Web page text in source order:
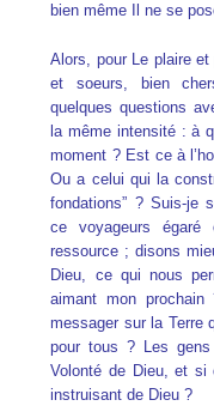
bien même Il ne se
Alors, pour Le plaire
et soeurs, bien
quelques questions
la même intensité : à
moment ? Est ce à
Ou a celui qui la
fondations” ? Suis-je
ce voyageurs
ressource ; disons
Dieu, ce qui nous
aimant mon
messager sur la Terre
pour tous ? Les
Volonté de Dieu, et si
instruisant de Dieu ?